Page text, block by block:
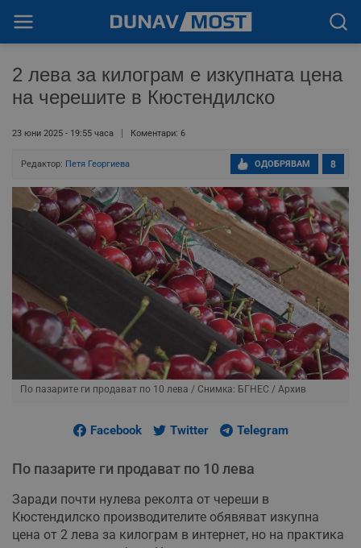
2 лева за килограм е изкупната цена
на черешите в Кюстендилско
23 юни 2025 - 19:55 часа Коментари: 6
Редактор: Петя Георгиева 8
ОДОБРЯВАМ
По пазарите ги продават по 10 лева / Снимка: БГНЕС / Архив
Facebook Twitter Telegram
По пазарите ги продават по 10 лева
Заради почти нулева реколта от череши в
Кюстендилско производителите обявяват изкупна
цена от 2 лева за килограм в интернет, но на практика